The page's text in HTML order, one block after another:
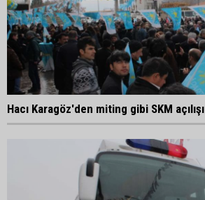
Hacı Karagöz'den miting gibi SKM açılışı